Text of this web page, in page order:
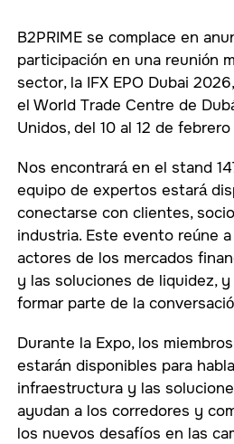
B2PRIME se complace en
participación en una reunión
sector, la IFX EPO Dubai
el World Trade Centre de
Unidos, del 10 al 12 de
Nos encontrará en el stand
equipo de expertos estará
conectarse con clientes,
industria. Este evento reúne
actores de los mercados
y las soluciones de liquidez,
formar parte de la
Durante la Expo, los
estarán disponibles para
infraestructura y las
ayudan a los corredores y
los nuevos desafíos en las